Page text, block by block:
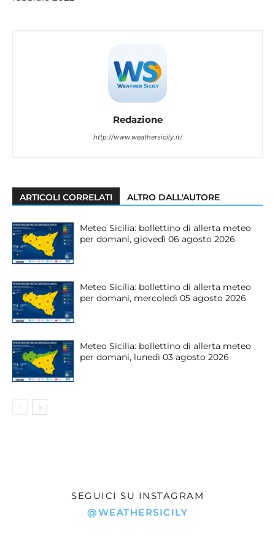
Redazione
http://www.weathersicily.it/
ARTICOLI CORRELATI ALTRO DALL'AUTORE
Meteo Sicilia: bollettino di allerta meteo
per domani, giovedì 06 agosto 2026
Meteo Sicilia: bollettino di allerta meteo
per domani, mercoledì 05 agosto 2026
Meteo Sicilia: bollettino di allerta meteo
per domani, lunedì 03 agosto 2026
SEGUICI SU INSTAGRAM
@WEATHERSICILY